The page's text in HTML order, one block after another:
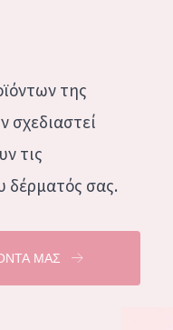
της
σχεδιαστεί
τις
δέρματός σας.
ΜΑΣ